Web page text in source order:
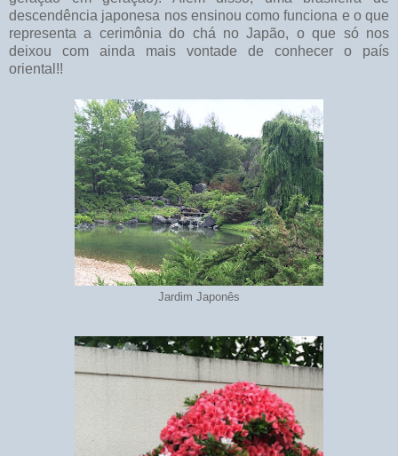
descendência japonesa nos ensinou como funciona e o que
representa a cerimônia do chá no Japão, o que só nos
deixou com ainda mais vontade de conhecer o país
oriental!!
Jardim Japonês